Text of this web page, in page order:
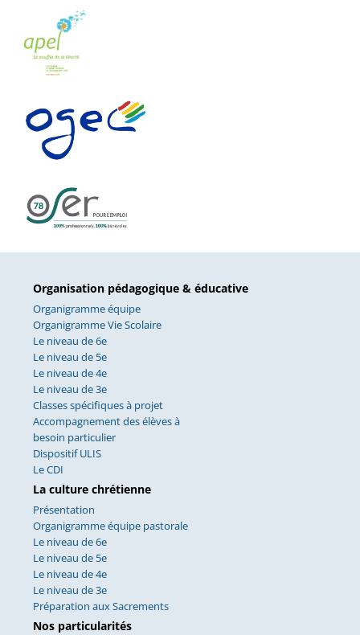
Organisation pédagogique & éducative
Organigramme équipe
Organigramme Vie Scolaire
Le niveau de 6e
Le niveau de 5e
Le niveau de 4e
Le niveau de 3e
Classes spécifiques à projet
Accompagnement des élèves à
besoin particulier
Dispositif ULIS
Le CDI
La culture chrétienne
Présentation
Organigramme équipe pastorale
Le niveau de 6e
Le niveau de 5e
Le niveau de 4e
Le niveau de 3e
Préparation aux Sacrements
Nos particularités